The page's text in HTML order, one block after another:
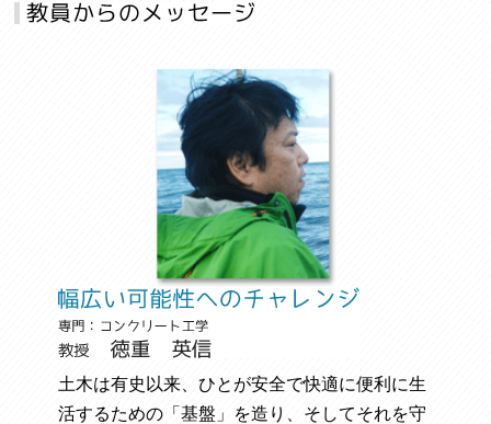
土木は有史以来、ひとが安全で快適に便利に生
活するための「基盤」を造り、そしてそれを守